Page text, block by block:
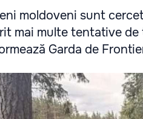
moldoveni sunt
mai multe tentative
Garda de